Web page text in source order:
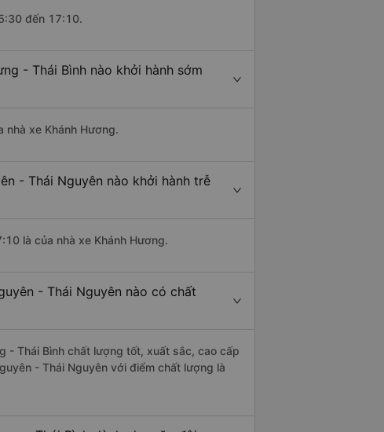
đến 17:10.
- Thái Bình nào khởi hành sớm
nhà xe Khánh Hương.
- Thái Nguyên nào khởi hành trễ
là của nhà xe Khánh Hương.
- Thái Nguyên nào có chất
- Thái Bình chất lượng tốt, xuất sắc, cao cấp
- Thái Nguyên với điểm chất lượng là